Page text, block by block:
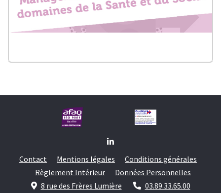
Contact Mentions légales
Conditions générales
Règlement Intérieur
Données Personnelles
8 rue des Frères Lumière
03.89.33.65.00